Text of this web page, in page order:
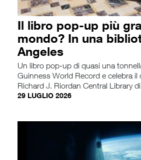
Il libro pop-up più
mondo? In una
Angeles
Un libro pop-up di quasi una
Guinness World Record e celebra il
Richard J. Riordan Central Library
29 LUGLIO 2026